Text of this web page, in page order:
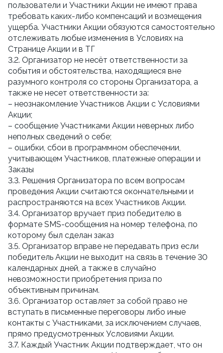
пользователи и Участники Акции не имеют права
требовать каких-либо компенсаций и возмещения
ущерба. Участники Акции обязуются самостоятельно
отслеживать любые изменения в Условиях на
Странице Акции и в ТГ
3.2. Организатор не несёт ответственности за
события и обстоятельства, находящиеся вне
разумного контроля со стороны Организатора, а
также не несет ответственности за:
– неознакомление Участников Акции с Условиями
Акции;
– сообщение Участниками Акции неверных либо
неполных сведений о себе;
– ошибки, сбои в программном обеспечении,
учитывающем Участников, платежные операции и
Заказы
3.3. Решения Организатора по всем вопросам
проведения Акции считаются окончательными и
распространяются на всех Участников Акции.
3.4. Организатор вручает приз победителю в
формате SMS-сообщения на номер телефона, по
которому был сделан заказ
3.5. Организатор вправе не передавать приз если
победитель Акции не выходит на связь в течение 30
календарных дней, а также в случайно
невозможности приобретения приза по
объективным причинам.
3.6. Организатор оставляет за собой право не
вступать в письменные переговоры либо иные
контакты с Участниками, за исключением случаев,
прямо предусмотренных Условиями Акции.
3.7. Каждый Участник Акции подтверждает, что он